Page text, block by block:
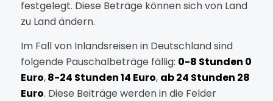
festgelegt. Diese Beträge können sich von Land
zu Land ändern.
Im Fall von Inlandsreisen in Deutschland sind
folgende Pauschalbeträge fällig: 0-8 Stunden 0
Euro,8-24 Stunden 14 Euro, ab 24 Stunden 28
Euro. Diese Beiträge werden in die Felder